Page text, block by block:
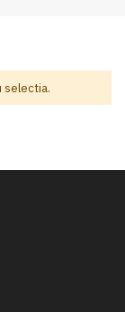
selectia.